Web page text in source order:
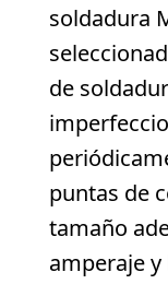
soldadura
de
puntas de
tamaño
amperaje